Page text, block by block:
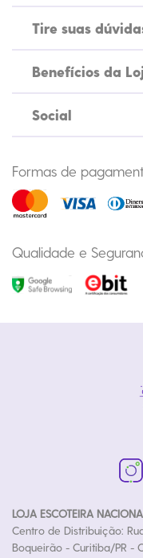
Tire suas
Benefícios da
Social
Formas de
Qualidade e
LOJA ESCOTEIRA
Centro de Distribuição:
Boqueirão - Curitiba/PR -